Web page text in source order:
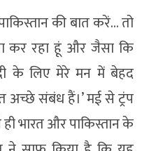
की बात करें… तो
कर रहा हूं और जैसा कि
के लिए मेरे मन में बेहद
अच्छे संबंध हैं।’ मई से ट्रंप
ही भारत और पाकिस्तान के